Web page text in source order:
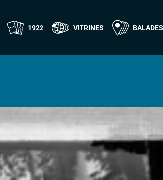
1922 VITRINES BALADES